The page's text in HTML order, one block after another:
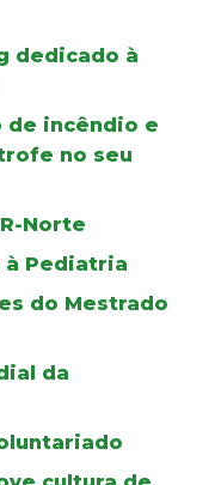
dedicado à
de incêndio e
no seu
Norte
à Pediatria
do Mestrado
da